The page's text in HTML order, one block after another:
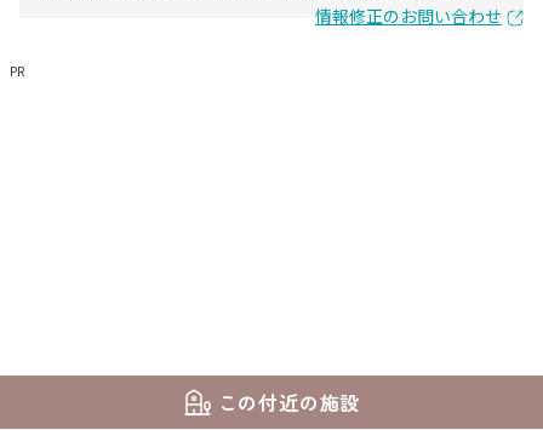
情報修正のお問い合わせ
PR
この付近の施設